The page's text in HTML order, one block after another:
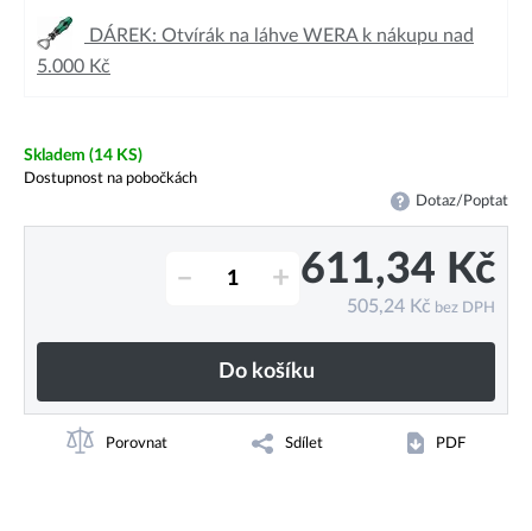
DÁREK: Otvírák na láhve WERA k nákupu nad
5.000 Kč
Skladem (14 KS)
Dostupnost na pobočkách
Dotaz/Poptat
– + 611,34 Kč
505,24 Kč bez DPH
Do košíku
Porovnat Sdílet PDF